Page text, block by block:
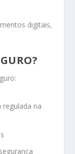
digitais,
na